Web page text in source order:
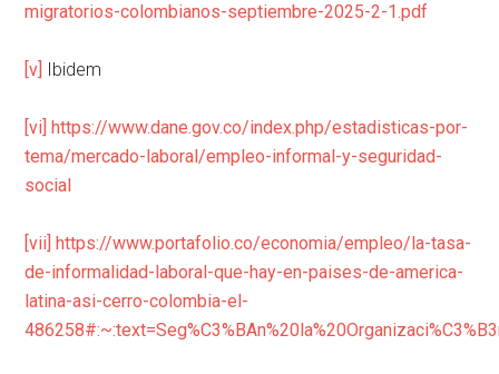
migratorios-colombianos-septiembre-2025-2-1.pdf
[v] Ibidem
[vi] https://www.dane.gov.co/index.php/estadisticas-por-
tema/mercado-laboral/empleo-informal-y-seguridad-
social
[vii] https://www.portafolio.co/economia/empleo/la-tasa-
de-informalidad-laboral-que-hay-en-paises-de-america-
latina-asi-cerro-colombia-el-